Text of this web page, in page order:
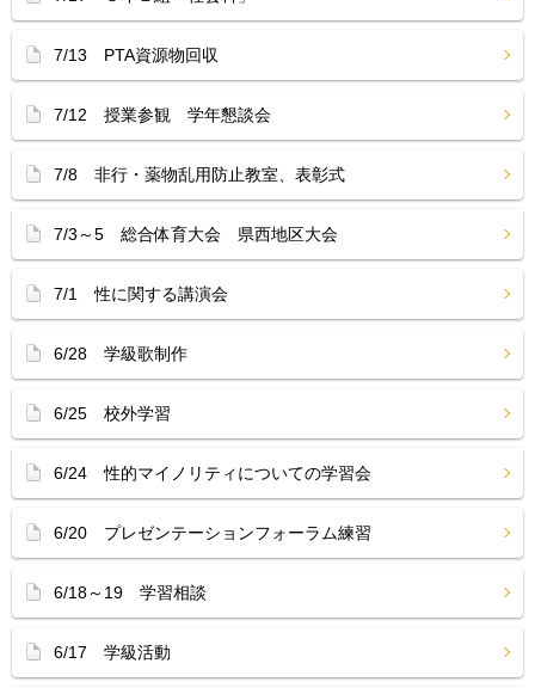
7/13 PTA資源物回収
7/12 授業参観 学年懇談会
7/8 非行・薬物乱用防止教室、表彰式
7/3～5 総合体育大会 県西地区大会
7/1 性に関する講演会
6/28 学級歌制作
6/25 校外学習
6/24 性的マイノリティについての学習会
6/20 プレゼンテーションフォーラム練習
6/18～19 学習相談
6/17 学級活動